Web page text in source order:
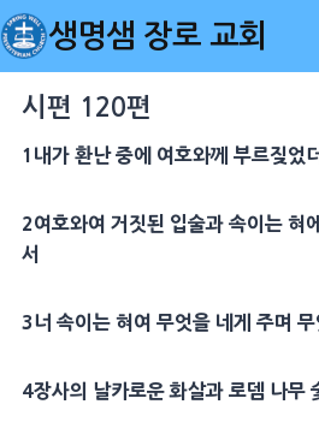
Skip
to
content
생명샘 장로 교회
시편 120편
1 내가 환난중에 여호와께 부르짖었
2여호와여 거짓된 입술과 속이는 혀
서
3너 속이는 혀여 무엇을 네게 주며
4장사의 날카로운 화살과 로뎀 나무